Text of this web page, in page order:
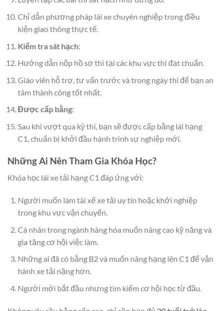
Chỉ dẫn phương pháp lái xe chuyên nghiệp trong điều
kiện giao thông thực tế.
Kiểm tra sát hạch:
Hướng dẫn nộp hồ sơ thi tại các khu vực thi đạt chuẩn.
Giáo viên hỗ trợ, tư vấn trước và trong ngày thi để bạn an
tâm thành công tốt nhất.
Được cấp bằng:
Sau khi vượt qua kỳ thi, bạn sẽ được cấp bằng lái hạng
C1, chuẩn bị khởi đầu hành trình sự nghiệp mới.
Những Ai Nên Tham Gia Khóa Học?
Khóa học lái xe tải hạng C1 đáp ứng với:
Người muốn làm tài xế xe tải uy tín hoặc khởi nghiệp
trong khu vực vận chuyển.
Cá nhân trong ngành hàng hóa muốn nâng cao kỹ năng và
gia tăng cơ hội việc làm.
Những ai đã có bằng B2 và muốn nâng hạng lên C1 để vận
hành xe tải nặng hơn.
Người mới bắt đầu nhưng tìm kiếm cơ hội học từ đầu.